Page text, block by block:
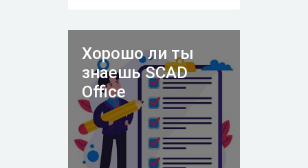
программирование; Обработка
ориентированное
программирование; Основы,
синтаксис; Отражение,
атрибуты;
Хорошо ли ты
знаешь SCAD
Office